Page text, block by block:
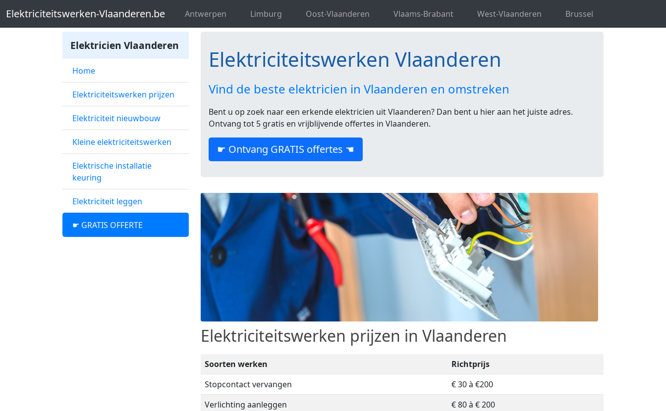
Elektriciteitswerken-Vlaanderen.be Antwerpen Limburg Oost-Vlaanderen Vlaams-Brabant West-Vlaanderen Brussel
Elektriciteitswerken-Vlaanderen.be Elektricien in Vlaanderen : Vergelijk en bespaar !
Elektricien Vlaanderen
Home
Elektriciteitswerken prijzen
Elektriciteit nieuwbouw
Kleine elektriciteitswerken
Elektrische installatie
keuring
Elektriciteit leggen
☛ GRATIS OFFERTE
Elektriciteitswerken Vlaanderen
Vind de beste elektricien in Vlaanderen en omstreken
Bent u op zoek naar een erkende elektricien uit Vlaanderen? Dan bent u hier aan het juiste adres.
Ontvang tot 5 gratis en vrijblijvende offertes in Vlaanderen.
☛ Ontvang GRATIS offertes ☚
Elektriciteitswerken prijzen in Vlaanderen
Soorten werken
Richtprijs
Stopcontact vervangen
€ 30 à €200
Verlichting aanleggen
€ 80 à € 200